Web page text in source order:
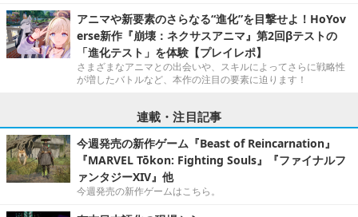
アニマや新要素のさらなる“進化”を目撃せよ！HoYov
erse新作『崩壊：ネクサスアニマ』第2回βテストの
「進化テスト」を体験【プレイレポ】
さまざまなアニマとの出会いや、スキルによってさらに戦略性
が増したバトルなど、本作の注目の要素に迫ります！
連載・注目記事
今週発売の新作ゲーム『Beast of Reincarnation』
『MARVEL Tōkon: Fighting Souls』『ファイナルフ
ァンタジーXIV』他
今週発売の新作ゲームはこちら。